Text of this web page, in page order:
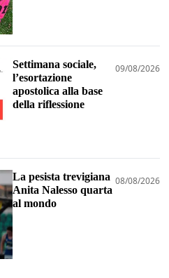
Settimana sociale,
l’esortazione
apostolica alla base
della riflessione
09/08/2026
La pesista trevigiana
Anita Nalesso quarta
al mondo
08/08/2026